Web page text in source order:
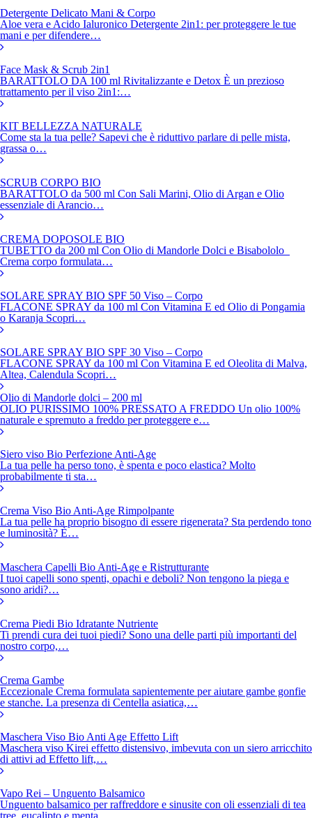
Detergente Delicato Mani & Corpo
Aloe vera e Acido Ialuronico Detergente 2in1: per proteggere le tue
mani e per difendere…
Face Mask & Scrub 2in1
BARATTOLO DA 100 ml Rivitalizzante e Detox È un prezioso
trattamento per il viso 2in1:…
KIT BELLEZZA NATURALE
Come sta la tua pelle? Sapevi che è riduttivo parlare di pelle mista,
grassa o…
SCRUB CORPO BIO
BARATTOLO da 500 ml Con Sali Marini, Olio di Argan e Olio
essenziale di Arancio…
CREMA DOPOSOLE BIO
TUBETTO da 200 ml Con Olio di Mandorle Dolci e Bisabololo
Crema corpo formulata…
SOLARE SPRAY BIO SPF 50 Viso – Corpo
FLACONE SPRAY da 100 ml Con Vitamina E ed Olio di Pongamia
o Karanja Scopri…
SOLARE SPRAY BIO SPF 30 Viso – Corpo
FLACONE SPRAY da 100 ml Con Vitamina E ed Oleolita di Malva,
Altea, Calendula Scopri…
Olio di Mandorle dolci – 200 ml
OLIO PURISSIMO 100% PRESSATO A FREDDO Un olio 100%
naturale e spremuto a freddo per proteggere e…
Siero viso Bio Perfezione Anti-Age
La tua pelle ha perso tono, è spenta e poco elastica? Molto
probabilmente ti sta…
Crema Viso Bio Anti-Age Rimpolpante
La tua pelle ha proprio bisogno di essere rigenerata? Sta perdendo tono
e luminosità? È…
Maschera Capelli Bio Anti-Age e Ristrutturante
I tuoi capelli sono spenti, opachi e deboli? Non tengono la piega e
sono aridi?…
Crema Piedi Bio Idratante Nutriente
Ti prendi cura dei tuoi piedi? Sono una delle parti più importanti del
nostro corpo,…
Crema Gambe
Eccezionale Crema formulata sapientemente per aiutare gambe gonfie
e stanche. La presenza di Centella asiatica,…
Maschera Viso Bio Anti Age Effetto Lift
Maschera viso Kirei effetto distensivo, imbevuta con un siero arricchito
di attivi ad Effetto lift,…
Vapo Rei – Unguento Balsamico
Unguento balsamico per raffreddore e sinusite con oli essenziali di tea
tree, eucalipto e menta…